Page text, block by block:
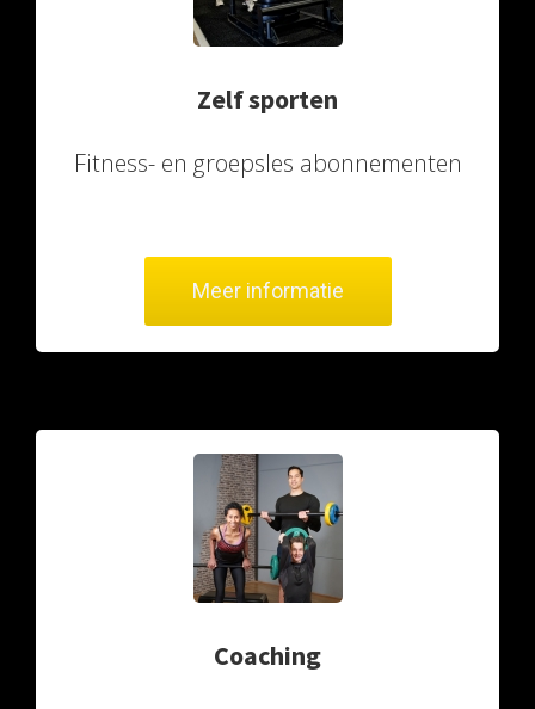
Zelf sporten
Fitness- en groepsles abonnementen
Meer informatie
Coaching